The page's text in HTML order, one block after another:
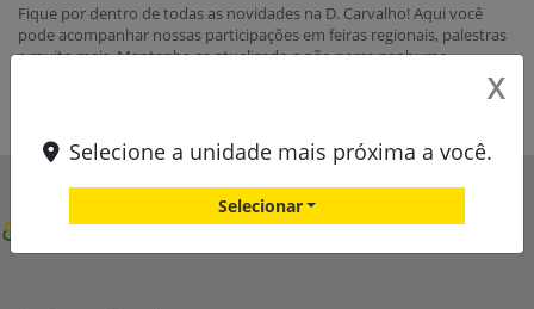
Fique por dentro de todas as novidades na D. Carvalho! Aqui você
pode acompanhar nossas participações em feiras regionais, palestras
e muito mais. Mantenha-se atualizado e não perca nenhuma
X
Selecione a unidade mais próxima a você.
Selecionar